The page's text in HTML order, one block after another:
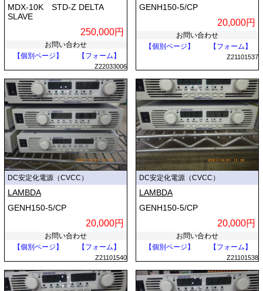
MDX-10K STD-Z DELTA
SLAVE
250,000円
お問い合わせ
【個別ページ】
【フォーム】
Z22033006
GENH150-5/CP
20,000円
お問い合わせ
【個別ページ】
【フォーム】
Z21101537
DC安定化電源（CVCC）
LAMBDA
GENH150-5/CP
20,000円
お問い合わせ
【個別ページ】
【フォーム】
Z21101540
DC安定化電源（CVCC）
LAMBDA
GENH150-5/CP
20,000円
お問い合わせ
【個別ページ】
【フォーム】
Z21101538